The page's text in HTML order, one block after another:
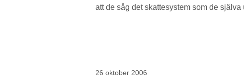
att de såg det skattesystem som de själva
26 oktober 2006